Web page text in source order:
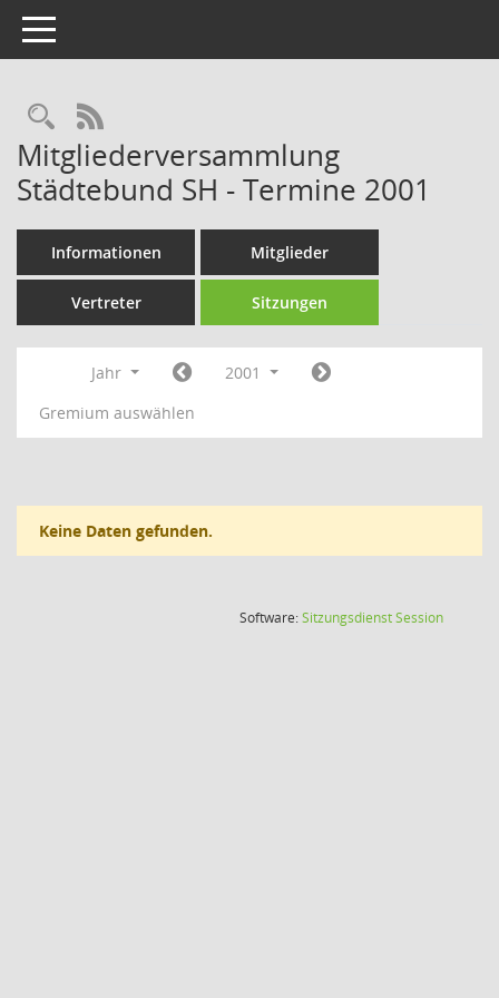
Toggle navigation
Rechercheauswahl
RSS-Feed
Mitgliederversammlung
Städtebund SH - Termine 2001
Informationen Mitglieder
Vertreter Sitzungen
Jahr
2001
Gremium auswählen
Keine Daten gefunden.
Software:SitzungsdienstSession(Wird in